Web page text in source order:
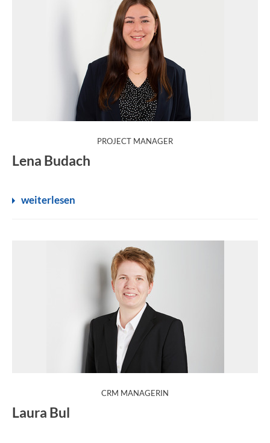
PROJECT MANAGER:
Lena Budach
weiterlesen
CRM MANAGERIN
Laura Bul